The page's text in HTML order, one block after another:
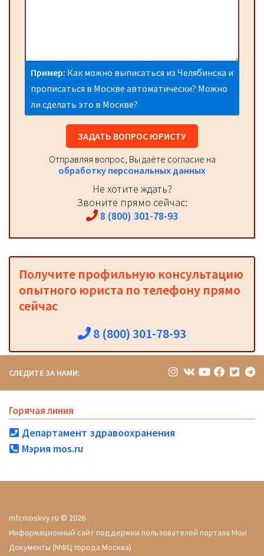
Пример: Как можно выписаться из Челябинска и
прописаться в Москве автоматически? Можно
ли сделать это в Москве?
ЗАДАТЬ ВОПРОС ЮРИСТУ
Отправляя вопрос, Вы даёте согласие на
обработку персональных данных
Не хотите ждать?
Звоните прямо сейчас:
8 (800) 301-78-93
Получите профильную консультацию
опытного юриста по телефону прямо
сейчас
8 (800) 301-78-93
СЛЕДИТЕ ЗА НАМИ:
Горячая линия
Департамент здравоохранения
Мэрия mos.ru
mfcmoskvy.ru © 2026
Информационный сайт поддержки пользователей портала Мои
Документы (МФЦ города Москва)